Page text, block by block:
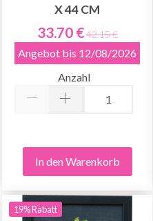
X 44 CM
33.70 €42.15 €
Angebot bis 12/08/2026
Anzahl
In den Warenkorb
19% Rabatt